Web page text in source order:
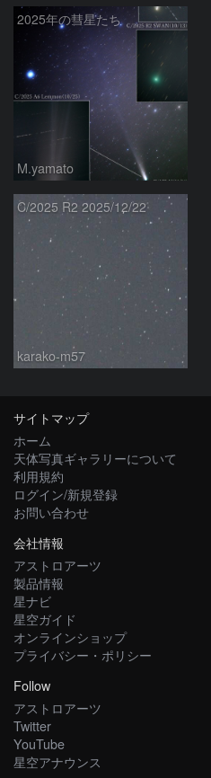
2025年の彗星たち
M.yamato
C/2025 R2 2025/12/22
karako-m57
サイトマップ
ホーム
天体写真ギャラリーについて
利用規約
ログイン/新規登録
お問い合わせ
会社情報
アストロアーツ
製品情報
星ナビ
星空ガイド
オンラインショップ
プライバシー・ポリシー
Follow
アストロアーツ
Twitter
YouTube
星空アナウンス